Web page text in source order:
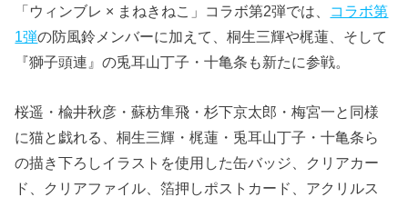
「ウィンブレ × まねきねこ」コラボ第2弾では、 コラボ第
1弾の防風鈴メンバーに加えて、桐生三輝や梶蓮、そして
『獅子頭連』の兎耳山丁子・十亀条も新たに参戦。
桜遥・楡井秋彦・蘇枋隼飛・杉下京太郎・梅宮一と同様
に猫と戯れる、桐生三輝・梶蓮・兎耳山丁子・十亀条ら
の描き下ろしイラストを使用した缶バッジ、クリアカー
ド、クリアファイル、箔押しポストカード、アクリルス